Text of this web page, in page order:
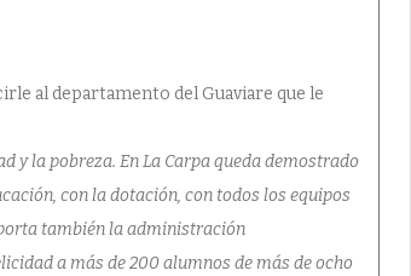
al departamento del Guaviare que le
y la pobreza. En La Carpa queda demostrado
con la dotación, con todos los equipos
también la administración
a más de 200 alumnos de más de ocho